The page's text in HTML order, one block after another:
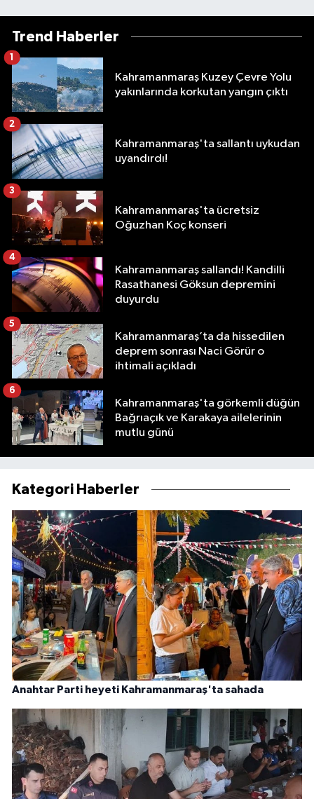
Trend Haberler
Kahramanmaraş Kuzey Çevre Yolu
yakınlarında korkutan yangın çıktı
1
Kahramanmaraş'ta sallantı uykudan
uyandırdı!
2
Kahramanmaraş'ta ücretsiz
Oğuzhan Koç konseri
3
Kahramanmaraş sallandı! Kandilli
Rasathanesi Göksun depremini
duyurdu
4
Kahramanmaraş’ta da hissedilen
deprem sonrası Naci Görür o
ihtimali açıkladı
5
Kahramanmaraş'ta görkemli düğün
Bağrıaçık ve Karakaya ailelerinin
mutlu günü
6
Kategori Haberler
Anahtar Parti heyeti Kahramanmaraş'ta sahada